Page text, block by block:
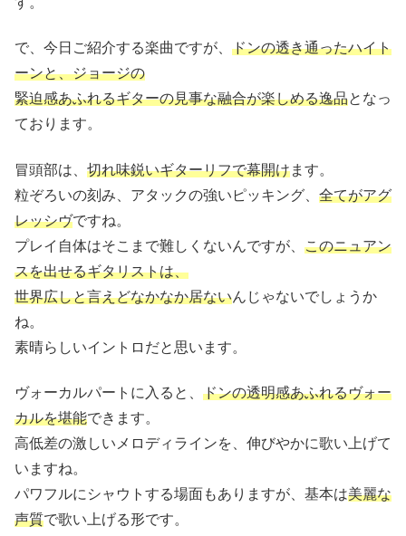
で、今日ご紹介する楽曲ですが、 ドンの透き通ったハイト
ーンと、ジョージの
緊迫感あふれるギターの見事な融合が楽しめる逸品となっ
ております。
冒頭部は、 切れ味鋭いギターリフで幕開けます。
粒ぞろいの刻み、アタックの強いピッキング、 全てがアグ
レッシヴですね。
プレイ自体はそこまで難しくないんですが、 このニュアン
スを出せるギタリストは、
世界広しと言えどなかなか居ないんじゃないでしょうか
ね。
素晴らしいイントロだと思います。
ヴォーカルパートに入ると、 ドンの透明感あふれるヴォー
カルを堪能できます。
高低差の激しいメロディラインを、伸びやかに歌い上げて
いますね。
パワフルにシャウトする場面もありますが、基本は美麗な
声質で歌い上げる形です。